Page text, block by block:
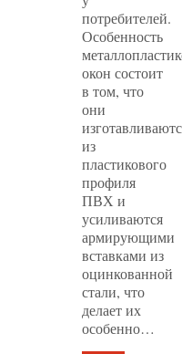
потребителей.
Особенность
окон состоит
в том, что
они
из
пластикового
профиля
ПВХ и
усиливаются
армирующими
вставками из
оцинкованной
стали, что
делает их
особенно…